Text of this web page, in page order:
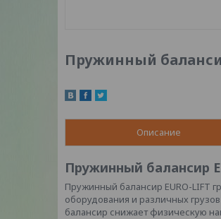
Пружинный
Описание
Пружинный балансир
Пружинный балансир EURO-LIFT
оборудования и различных
балансир снижает физическую